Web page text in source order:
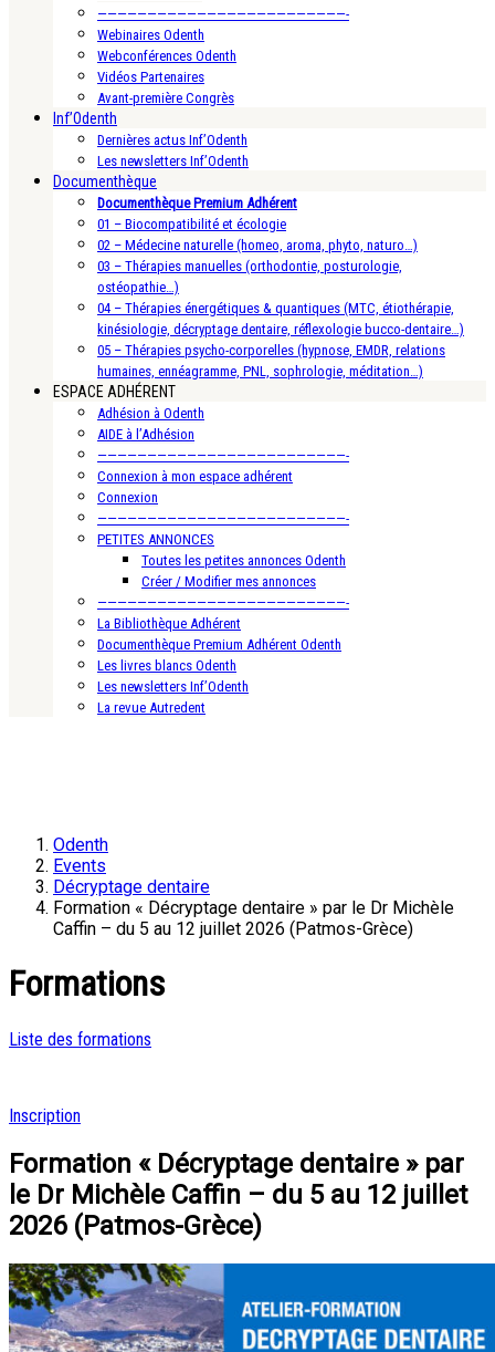
—————————————————————————-
Webinaires Odenth
Webconférences Odenth
Vidéos Partenaires
Avant-première Congrès
Inf’Odenth
Dernières actus Inf’Odenth
Les newsletters Inf’Odenth
Documenthèque
Documenthèque Premium Adhérent
01 – Biocompatibilité et écologie
02 – Médecine naturelle (homeo, aroma, phyto, naturo…)
03 – Thérapies manuelles (orthodontie, posturologie,
ostéopathie…)
04 – Thérapies énergétiques & quantiques (MTC, étiothérapie,
kinésiologie, décryptage dentaire, réflexologie bucco-dentaire…)
05 – Thérapies psycho-corporelles (hypnose, EMDR, relations
humaines, ennéagramme, PNL, sophrologie, méditation…)
ESPACE ADHÉRENT
Adhésion à Odenth
AIDE à l’Adhésion
—————————————————————————-
Connexion à mon espace adhérent
Connexion
—————————————————————————-
PETITES ANNONCES
Toutes les petites annonces Odenth
Créer / Modifier mes annonces
—————————————————————————-
La Bibliothèque Adhérent
Documenthèque Premium Adhérent Odenth
Les livres blancs Odenth
Les newsletters Inf’Odenth
La revue Autredent
Odenth
Events
Décryptage dentaire
Formation « Décryptage dentaire » par le Dr Michèle
Caffin – du 5 au 12 juillet 2026 (Patmos-Grèce)
Formations
Liste des formations
Inscription
Formation « Décryptage dentaire » par
le Dr Michèle Caffin – du 5 au 12 juillet
2026 (Patmos-Grèce)